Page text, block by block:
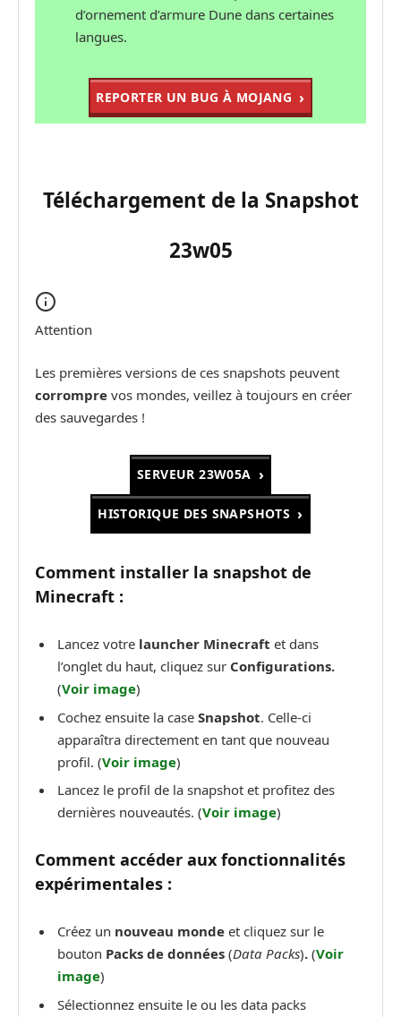
d’ornement d’armure Dune dans certaines
langues.
REPORTER UN BUG À MOJANG
Téléchargement de la Snapshot
23w05
Attention
Les premières versions de ces snapshots peuvent
corrompre vos mondes, veillez à toujours en créer
des sauvegardes !
SERVEUR 23W05A
HISTORIQUE DES SNAPSHOTS
Comment installer la snapshot de
Minecraft :
Lancez votre launcher Minecraft et dans
l’onglet du haut, cliquez sur Configurations.
(Voir image)
Cochez ensuite la case Snapshot. Celle-ci
apparaîtra directement en tant que nouveau
profil. (Voir image)
Lancez le profil de la snapshot et profitez des
dernières nouveautés. (Voir image)
Comment accéder aux fonctionnalités
expérimentales :
Créez un nouveau monde et cliquez sur le
bouton Packs de données (Data Packs). (Voir
image)
Sélectionnez ensuite le ou les data packs